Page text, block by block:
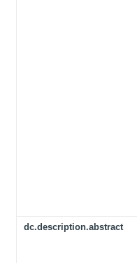
dc.description.abstract